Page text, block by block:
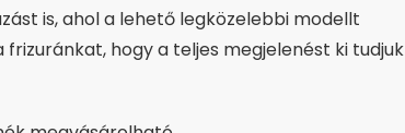
is, ahol a lehető legközelebbi modellt
hogy a teljes megjelenést ki tudjuk